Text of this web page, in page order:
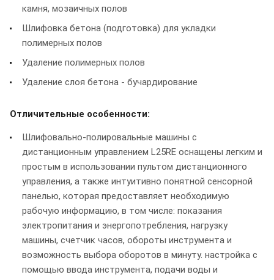
камня, мозаичных полов
Шлифовка бетона (подготовка) для укладки
полимерных полов
Удаление полимерных полов
Удаление слоя бетона - бучардирование
Отличительные особенности:
Шлифовально-полировальные машины с
дистанционным управлением L25RE оснащены легким и
простым в использовании пультом дистанционного
управления, а также интуитивно понятной сенсорной
панелью, которая предоставляет необходимую
рабочую информацию, в том числе: показания
электропитания и энергопотребления, нагрузку
машины, счетчик часов, обороты инструмента и
возможность выбора оборотов в минуту. настройка с
помощью ввода инструмента, подачи воды и